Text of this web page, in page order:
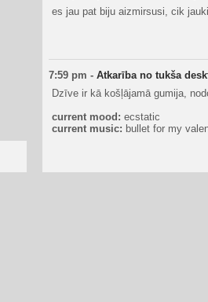
es jau pat biju aizmirsusi, cik
7:59 pm - Atkarība no tukša
Dzīve ir kā košļājamā gumija,
current mood: ecstatic
current music: bullet for my